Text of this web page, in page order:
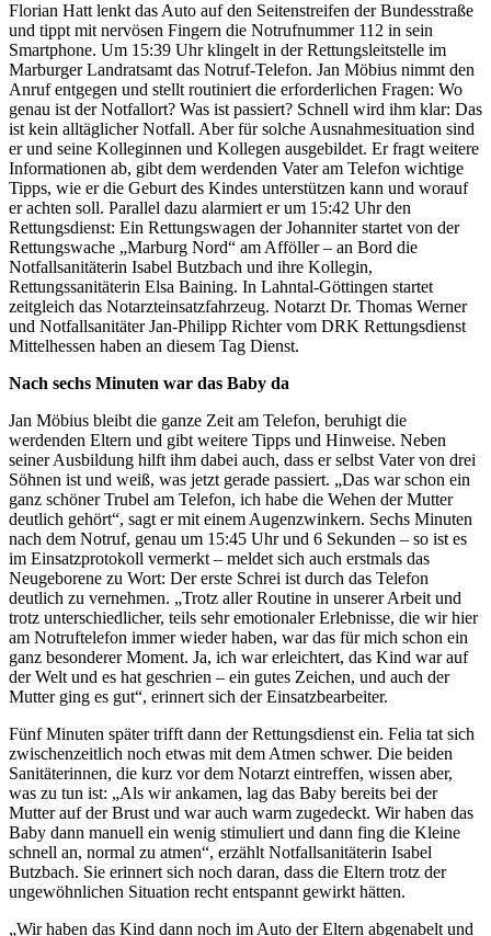
Florian Hatt lenkt das Auto auf den Seitenstreifen der Bundesstraße
und tippt mit nervösen Fingern die Notrufnummer 112 in sein
Smartphone. Um 15:39 Uhr klingelt in der Rettungsleitstelle im
Marburger Landratsamt das Notruf-Telefon. Jan Möbius nimmt den
Anruf entgegen und stellt routiniert die erforderlichen Fragen: Wo
genau ist der Notfallort? Was ist passiert? Schnell wird ihm klar: Das
ist kein alltäglicher Notfall. Aber für solche Ausnahmesituation sind
er und seine Kolleginnen und Kollegen ausgebildet. Er fragt weitere
Informationen ab, gibt dem werdenden Vater am Telefon wichtige
Tipps, wie er die Geburt des Kindes unterstützen kann und worauf
er achten soll. Parallel dazu alarmiert er um 15:42 Uhr den
Rettungsdienst: Ein Rettungswagen der Johanniter startet von der
Rettungswache „Marburg Nord“ am Afföller – an Bord die
Notfallsanitäterin Isabel Butzbach und ihre Kollegin,
Rettungssanitäterin Elsa Baining. In Lahntal-Göttingen startet
zeitgleich das Notarzteinsatzfahrzeug. Notarzt Dr. Thomas Werner
und Notfallsanitäter Jan-Philipp Richter vom DRK Rettungsdienst
Mittelhessen haben an diesem Tag Dienst.
Nach sechs Minuten war das Baby da
Jan Möbius bleibt die ganze Zeit am Telefon, beruhigt die
werdenden Eltern und gibt weitere Tipps und Hinweise. Neben
seiner Ausbildung hilft ihm dabei auch, dass er selbst Vater von drei
Söhnen ist und weiß, was jetzt gerade passiert. „Das war schon ein
ganz schöner Trubel am Telefon, ich habe die Wehen der Mutter
deutlich gehört“, sagt er mit einem Augenzwinkern. Sechs Minuten
nach dem Notruf, genau um 15:45 Uhr und 6 Sekunden – so ist es
im Einsatzprotokoll vermerkt – meldet sich auch erstmals das
Neugeborene zu Wort: Der erste Schrei ist durch das Telefon
deutlich zu vernehmen. „Trotz aller Routine in unserer Arbeit und
trotz unterschiedlicher, teils sehr emotionaler Erlebnisse, die wir hier
am Notruftelefon immer wieder haben, war das für mich schon ein
ganz besonderer Moment. Ja, ich war erleichtert, das Kind war auf
der Welt und es hat geschrien – ein gutes Zeichen, und auch der
Mutter ging es gut“, erinnert sich der Einsatzbearbeiter.
Fünf Minuten später trifft dann der Rettungsdienst ein. Felia tat sich
zwischenzeitlich noch etwas mit dem Atmen schwer. Die beiden
Sanitäterinnen, die kurz vor dem Notarzt eintreffen, wissen aber,
was zu tun ist: „Als wir ankamen, lag das Baby bereits bei der
Mutter auf der Brust und war auch warm zugedeckt. Wir haben das
Baby dann manuell ein wenig stimuliert und dann fing die Kleine
schnell an, normal zu atmen“, erzählt Notfallsanitäterin Isabel
Butzbach. Sie erinnert sich noch daran, dass die Eltern trotz der
ungewöhnlichen Situation recht entspannt gewirkt hätten.
„Wir haben das Kind dann noch im Auto der Eltern abgenabelt und